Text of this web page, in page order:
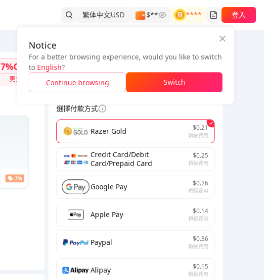
繁体中文USD $** **** 登入
訂單資訊
*
選擇付款方式
Razer Gold $0.21
轉帳費用
Credit Card/Debit
Card/Prepaid Card
$0.25
轉帳費用
Google Pay $0.26
轉帳費用
Apple Pay $0.14
轉帳費用
Paypal $0.36
轉帳費用
Alipay $0.15
轉帳費用
7%OFF
更多
-7%
Notice
For a better browsing experience, would you like to switch
to English?
Continue browsing
Switch